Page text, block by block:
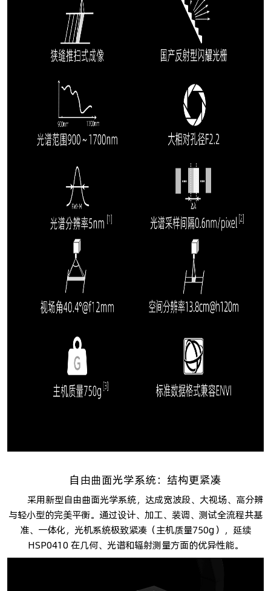
自由曲面光学系统：结构更紧凑
采用新型自由曲面光学系统，达成宽波段、大视场、高分辨
与轻小型的完美平衡。通过设计、加工、装调、测试全流程共基
准、一体化，光机系统极致紧凑（主机质量750g），延续
HSP0410 在几何、光谱和辐射测量方面的优异性能。